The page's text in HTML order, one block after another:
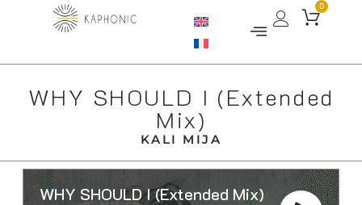
0
KALI MIJA
WHY SHOULD I (Extended
Mix)
WHY SHOULD I (Extended Mix)